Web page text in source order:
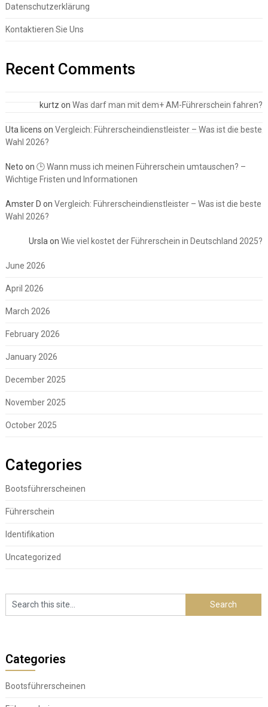
Datenschutzerklärung
Kontaktieren Sie Uns
Recent Comments
kurtz onWas darf man mit dem+ AM-Führerschein fahren?
Uta licens on Vergleich: Führerscheindienstleister – Was ist die beste
Wahl 2026?
Neto on 🕒 Wann muss ich meinen Führerschein umtauschen? –
Wichtige Fristen und Informationen
Amster D on Vergleich: Führerscheindienstleister – Was ist die beste
Wahl 2026?
Ursla onWie viel kostet der Führerschein in Deutschland 2025?
June 2026
April 2026
March 2026
February 2026
January 2026
December 2025
November 2025
October 2025
Categories
Bootsführerscheinen
Führerschein
Identifikation
Uncategorized
Categories
Bootsführerscheinen